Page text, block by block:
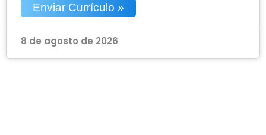
Enviar Currículo »
8 de agosto de 2026